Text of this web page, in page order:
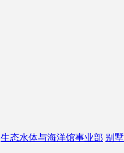
生态水体与海洋馆事业部 别